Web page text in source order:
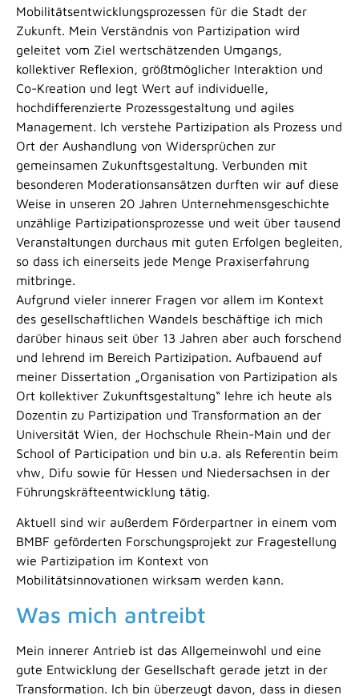
Mobilitätsentwicklungsprozessen für die Stadt der
Zukunft. Mein Verständnis von Partizipation wird
geleitet vom Ziel wertschätzenden Umgangs,
kollektiver Reflexion, größtmöglicher Interaktion und
Co-Kreation und legt Wert auf individuelle,
hochdifferenzierte Prozessgestaltung und agiles
Management. Ich verstehe Partizipation als Prozess und
Ort der Aushandlung von Widersprüchen zur
gemeinsamen Zukunftsgestaltung. Verbunden mit
besonderen Moderationsansätzen durften wir auf diese
Weise in unseren 20 Jahren Unternehmensgeschichte
unzählige Partizipationsprozesse und weit über tausend
Veranstaltungen durchaus mit guten Erfolgen begleiten,
so dass ich einerseits jede Menge Praxiserfahrung
mitbringe.
Aufgrund vieler innerer Fragen vor allem im Kontext
des gesellschaftlichen Wandels beschäftige ich mich
darüber hinaus seit über 13 Jahren aber auch forschend
und lehrend im Bereich Partizipation. Aufbauend auf
meiner Dissertation „Organisation von Partizipation als
Ort kollektiver Zukunftsgestaltung“ lehre ich heute als
Dozentin zu Partizipation und Transformation an der
Universität Wien, der Hochschule Rhein-Main und der
School of Participation und bin u.a. als Referentin beim
vhw, Difu sowie für Hessen und Niedersachsen in der
Führungskräfteentwicklung tätig.
Aktuell sind wir außerdem Förderpartner in einem vom
BMBF geförderten Forschungsprojekt zur Fragestellung
wie Partizipation im Kontext von
Mobilitätsinnovationen wirksam werden kann.
Was mich antreibt
Mein innerer Antrieb ist das Allgemeinwohl und eine
gute Entwicklung der Gesellschaft gerade jetzt in der
Transformation. Ich bin überzeugt davon, dass in diesen